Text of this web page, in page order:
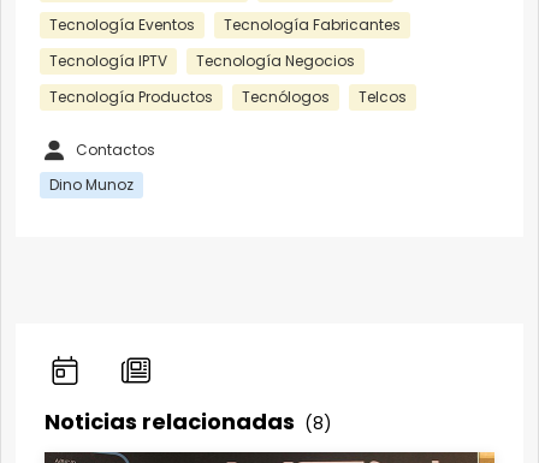
Tecnología Eventos
Tecnología Fabricantes
Tecnología IPTV
Tecnología Negocios
Tecnología Productos
Tecnólogos Telcos
Contactos
Dino Munoz
Noticias relacionadas (8)